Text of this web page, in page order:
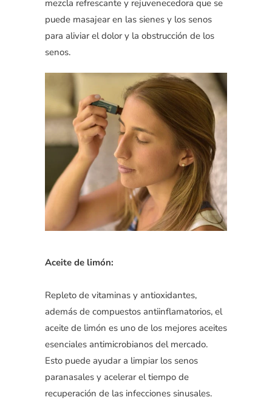
mezcla refrescante y rejuvenecedora que se
puede masajear en las sienes y los senos
para aliviar el dolor y la obstrucción de los
senos.
Aceite de limón:
Repleto de vitaminas y antioxidantes,
además de compuestos antiinflamatorios, el
aceite de limón es uno de los mejores aceites
esenciales antimicrobianos del mercado.
Esto puede ayudar a limpiar los senos
paranasales y acelerar el tiempo de
recuperación de las infecciones sinusales.